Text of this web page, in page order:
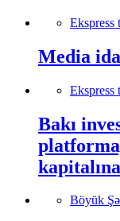
Ekspress
Media
Ekspress
Bakı
Böyük